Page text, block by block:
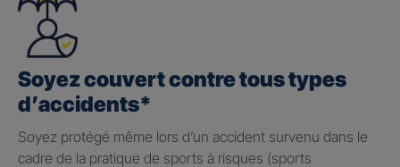
Soyez couvert contre tous types
d’accidents*
Soyez protégé même lors d’un accident survenu dans le
cadre de la pratique de sports à risques (sports